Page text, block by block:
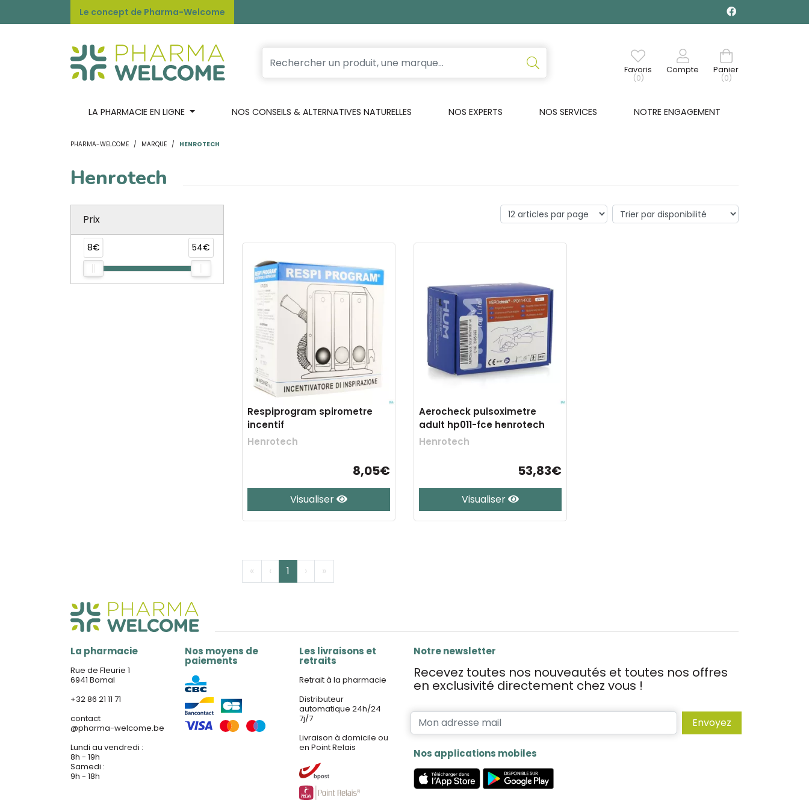
Le concept de Pharma-Welcome
Favoris
(0)
Compte
Panier
(0)
LA PHARMACIE EN LIGNE NOS CONSEILS & ALTERNATIVES NATURELLES NOS EXPERTS NOS SERVICES NOTRE ENGAGEMENT
PHARMA-WELCOME MARQUE HENROTECH
Henrotech
Prix
8€ 54€
Respiprogram spirometre
incentif
Henrotech
8,05€
Visualiser
Aerocheck pulsoximetre
adult hp011-fce henrotech
Henrotech
53,83€
Visualiser
« ‹ 1 › »
La pharmacie
Rue de Fleurie 1
6941 Bomal
+32 86 21 11 71
contact
@pharma-welcome.be
Lundi au vendredi :
8h - 19h
Samedi :
9h - 18h
Nos moyens de
paiements
Les livraisons et
retraits
Retrait à la pharmacie
Distributeur
automatique 24h/24
7j/7
Livraison à domicile ou
en Point Relais
Notre newsletter
Recevez toutes nos nouveautés et toutes nos offres
en exclusivité directement chez vous !
Envoyez
Nos applications mobiles